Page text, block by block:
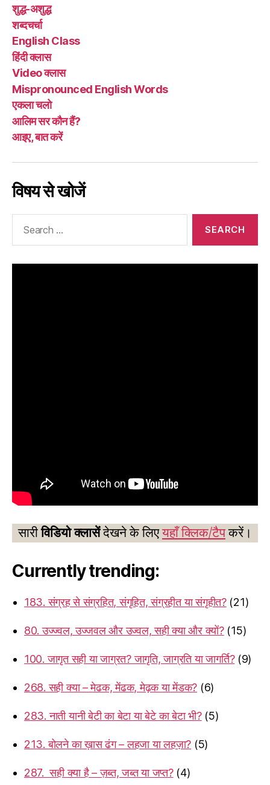
शुद्ध-अशुद्ध
शब्दचर्चा
English Class
हिंदी क्लास
Video क्लास
Mispronounced English Words
एकला चलो
आलिम सर कौन हैं?
आइए, बात करें
विषय से खोजें
सारीविडियो क्लासेंदेखने के लिएयहाँ क्लिक/टैपकरें।
Currently trending:
183. संग्रह से संग्रहित, संगृहित, संग्रहीत या संगृहीत? (21)
80. उज्ज्वल, उज्जवल और उज्वल, सही क्या और क्यों? (15)
100. जागृत सही या जाग्रत? जागृति, जाग्रति या जागर्ति? (9)
268. सही क्या – मेढक, मेंढक, मेढ़क या मेंडक? (6)
283. नाती यानी बेटी का बेटा या बेटे का बेटा भी? (5)
213. बोलने का ख़ास ढंग – लहजा या लहज़ा? (5)
287. सही क्या है – ज़ब्त, जब्त या जप्त? (4)